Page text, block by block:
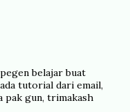
belajar buat
tutorial dari email,
pak gun, trimakash